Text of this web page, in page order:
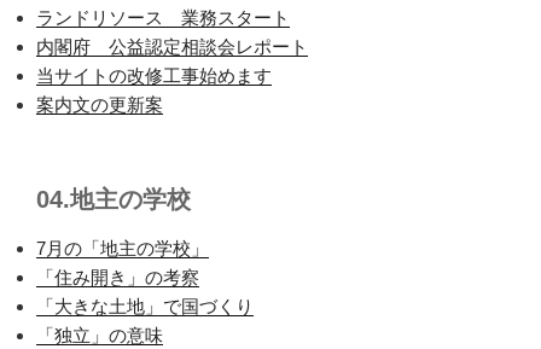
ランドリソース 業務スタート
内閣府 公益認定相談会レポート
当サイトの改修工事始めます
案内文の更新案
04.地主の学校
7月の「地主の学校」
「住み開き」の考察
「大きな土地」で国づくり
「独立」の意味